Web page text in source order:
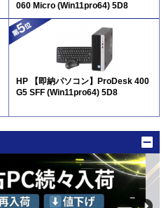
060 Micro (Win11pro64) 5D8
HP 【即納パソコン】ProDesk 400
G5 SFF (Win11pro64) 5D8